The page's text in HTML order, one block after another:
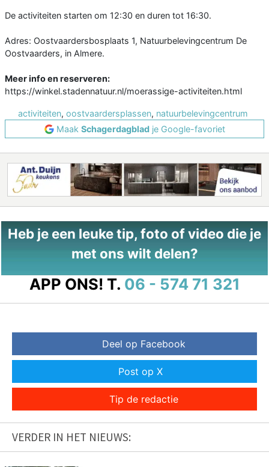
De activiteiten starten om 12:30 en duren tot 16:30.
Adres: Oostvaardersbosplaats 1, Natuurbelevingcentrum De
Oostvaarders, in Almere.
Meer info en reserveren:
https://winkel.stadennatuur.nl/moerassige-activiteiten.html
activiteiten, oostvaardersplassen, natuurbelevingcentrum
Maak Schagerdagbladje Google-favoriet
Heb je een leuke tip, foto of video die je
met ons wilt delen?
APP ONS! T. 06 - 574 71 321
Deel op Facebook
Post op X
Tip de redactie
VERDER IN HET NIEUWS: